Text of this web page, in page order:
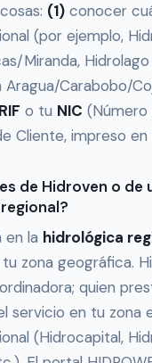
(1) conocer
(por ejemplo,
Miranda, Hidrolago
Carabobo/
o tu NIC (Número
Cliente, impreso
de Hidroven o de
en la hidrológica
zona geográfica.
quien
servicio en tu zona
(Hidrocapital,